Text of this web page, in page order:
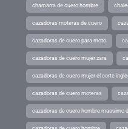
chamarra de cuero hombre
cazadoras moteras de cuero
cazadoras de cuero para moto
cazadoras de cuero mujer zara
cazadoras de cuero mujer el corte
cazadoras de cuero moteras
cazadoras de cuero hombre massimo